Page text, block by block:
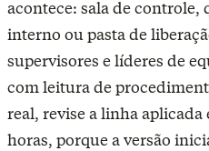
acontece: sala de
interno ou pasta de
supervisores e líderes de
com leitura de
real, revise a linha aplicada
horas, porque a versão